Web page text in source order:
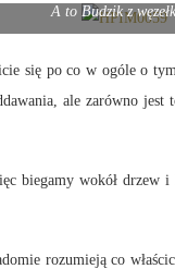
A to Budzik z
co w ogóle o tym
ale zarówno
biegamy wokół drzew i
co właściciel